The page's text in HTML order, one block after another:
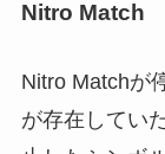
Nitro Match
Nitro Matchが
が存在してい